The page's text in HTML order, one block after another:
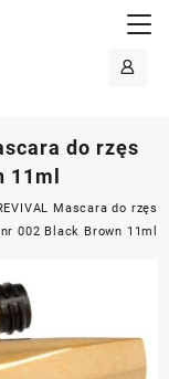
do rzęs
11ml
Mascara do rzęs
002 Black Brown 11ml